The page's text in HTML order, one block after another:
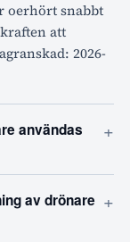
oerhört snabbt
att
2026-
användas
+
av drönare +